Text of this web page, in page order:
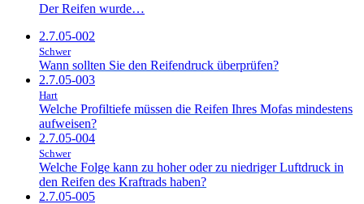
Der Reifen wurde…
2.7.05-002
Schwer
Wann sollten Sie den Reifendruck überprüfen?
2.7.05-003
Hart
Welche Profiltiefe müssen die Reifen Ihres Mofas mindestens
aufweisen?
2.7.05-004
Schwer
Welche Folge kann zu hoher oder zu niedriger Luftdruck in
den Reifen des Kraftrads haben?
2.7.05-005